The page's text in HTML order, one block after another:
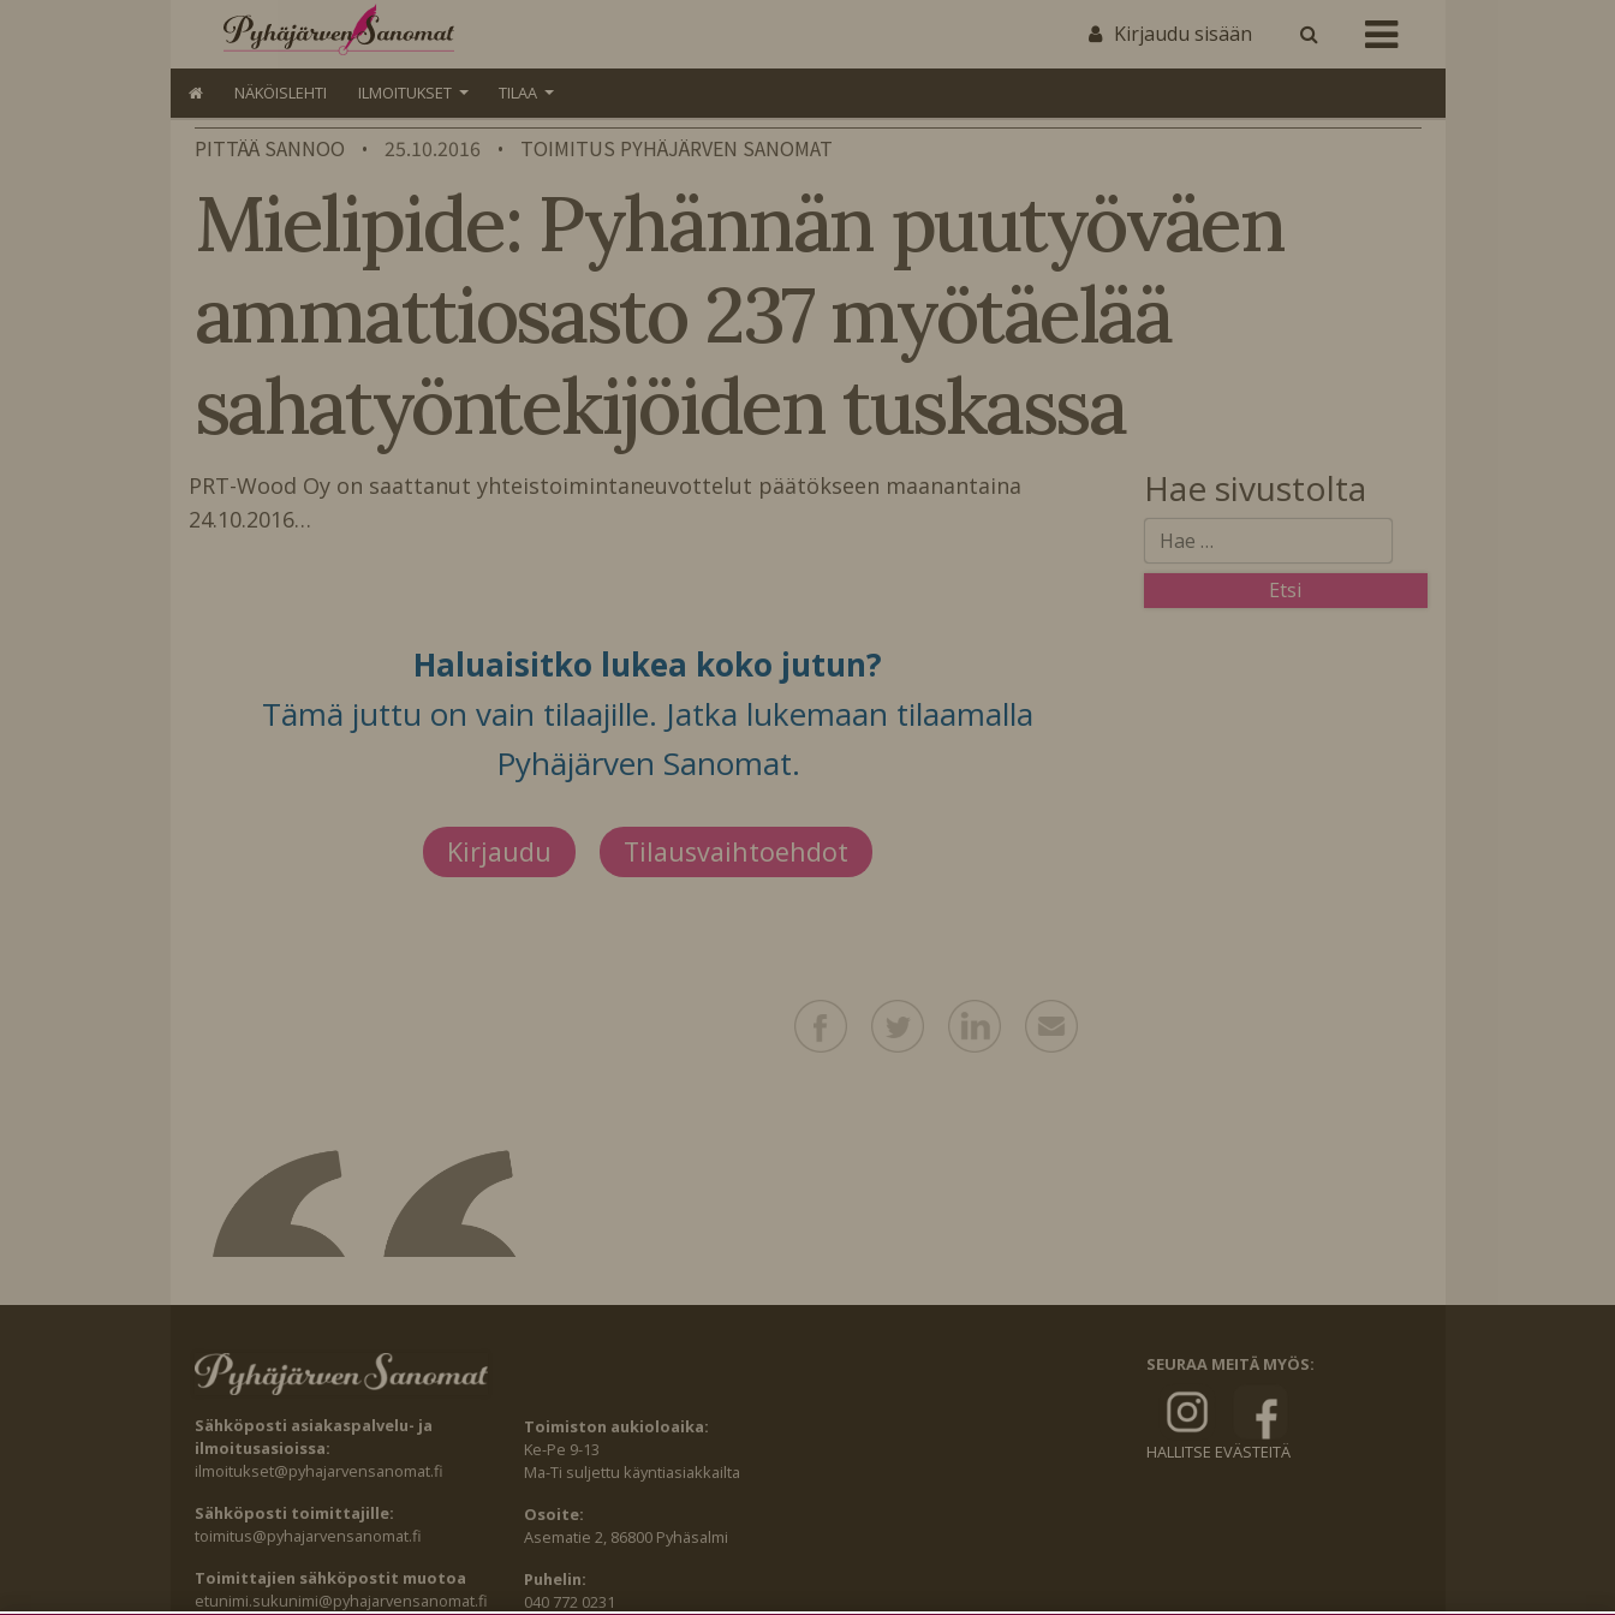
Kirjaudu sisään
NÄKÖISLEHTI ILMOITUKSET TILAA
PITTÄÄ SANNOO • 25.10.2016 • TOIMITUS PYHÄJÄRVEN SANOMAT
Mielipide: Pyhännän puutyöväen
ammattiosasto 237 myötäelää
sahatyöntekijöiden tuskassa
PRT-Wood Oy on saattanut yhteistoimintaneuvottelut päätökseen maanantaina
24.10.2016…
Haluaisitko lukea koko jutun?
Tämä juttu on vain tilaajille. Jatka lukemaan tilaamalla
Pyhäjärven Sanomat.
Kirjaudu Tilausvaihtoehdot
Hae sivustolta
Sähköposti asiakaspalvelu- ja
ilmoitusasioissa:
ilmoitukset@pyhajarvensanomat.fi
Sähköposti toimittajille:
toimitus@pyhajarvensanomat.fi
Toimittajien sähköpostit muotoa
etunimi.sukunimi@pyhajarvensanomat.fi
Toimiston aukioloaika:
Ke-Pe 9-13
Ma-Ti suljettu käyntiasiakkailta
Osoite:
Asematie 2, 86800 Pyhäsalmi
Puhelin:
040 772 0231
SEURAA MEITÄ MYÖS:
HALLITSE EVÄSTEITÄ